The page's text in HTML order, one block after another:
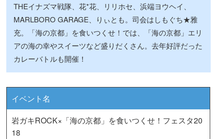
THEイナズマ戦隊、花*花、リリホセ、浜端ヨウヘイ、
MARLBORO GARAGE、りぃとも。司会はしもぐち★雅
充。「海の京都」を食いつくせ！では、「海の京都」エリ
アの海の幸やスイーツなど盛りだくさん。去年好評だった
カレーバトルも開催！
イベント名
岩ガキROCK×「海の京都」を食いつくせ！フェスタ20
18